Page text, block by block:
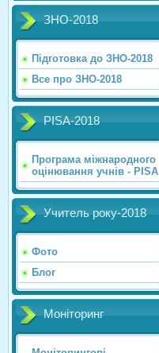
ЗНО-2018
Підготовка до ЗНО-2018
Все про ЗНО-2018
PISA-2018
Програма міжнародного
оцінювання учнів - PISA
Учитель року-2018
Фото
Блог
Моніторинг